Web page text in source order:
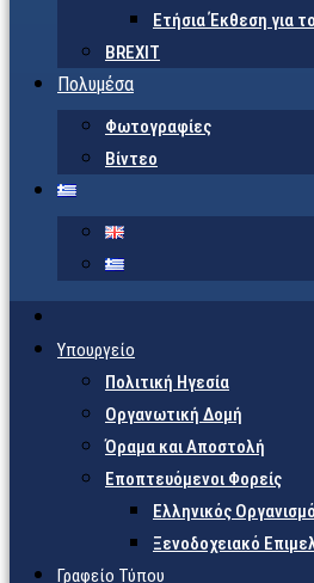
Ετήσια Έκθεση για
BREXIT
Πολυμέσα
Φωτογραφίες
Βίντεο
Υπουργείο
Πολιτική Ηγεσία
Οργανωτική Δομή
Όραμα και Αποστολή
Εποπτευόμενοι Φορείς
Eλληνικός
Ξενοδοχειακό
Γραφείο Τύπου